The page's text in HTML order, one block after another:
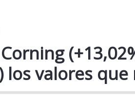
los valores